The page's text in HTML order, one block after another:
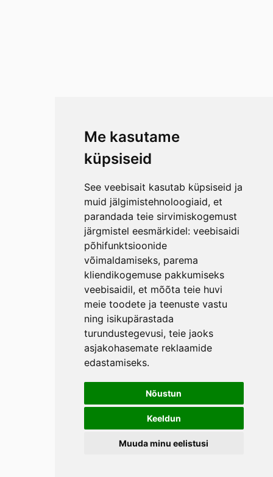
Me kasutame
küpsiseid
See veebisait kasutab küpsiseid ja
muid jälgimistehnoloogiaid, et
parandada teie sirvimiskogemust
järgmistel eesmärkidel: veebisaidi
põhifunktsioonide
võimaldamiseks, parema
kliendikogemuse pakkumiseks
veebisaidil, et mõõta teie huvi
meie toodete ja teenuste vastu
ning isikupärastada
turundustegevusi, teie jaoks
asjakohasemate reklaamide
edastamiseks.
Nõustun
Keeldun
Muuda minu eelistusi